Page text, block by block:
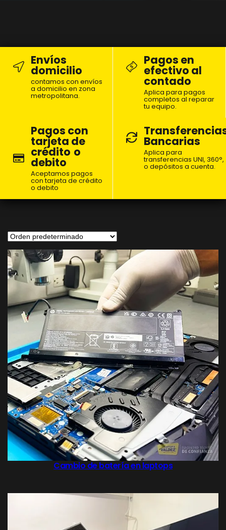
Envíos
domicilio
contamos con envíos
a domicilio en zona
metropolitana.
Pagos en
efectivo al
contado
Aplica para pagos
completos al reparar
tu equipo.
Pagos con
tarjeta de
crédito o
debito
Aceptamos pagos
con tarjeta de crédito
o debito
Bancarias
Aplica para
transferencias UNI, 360°,
o depósitos a cuenta.
Cambio de batería en laptops